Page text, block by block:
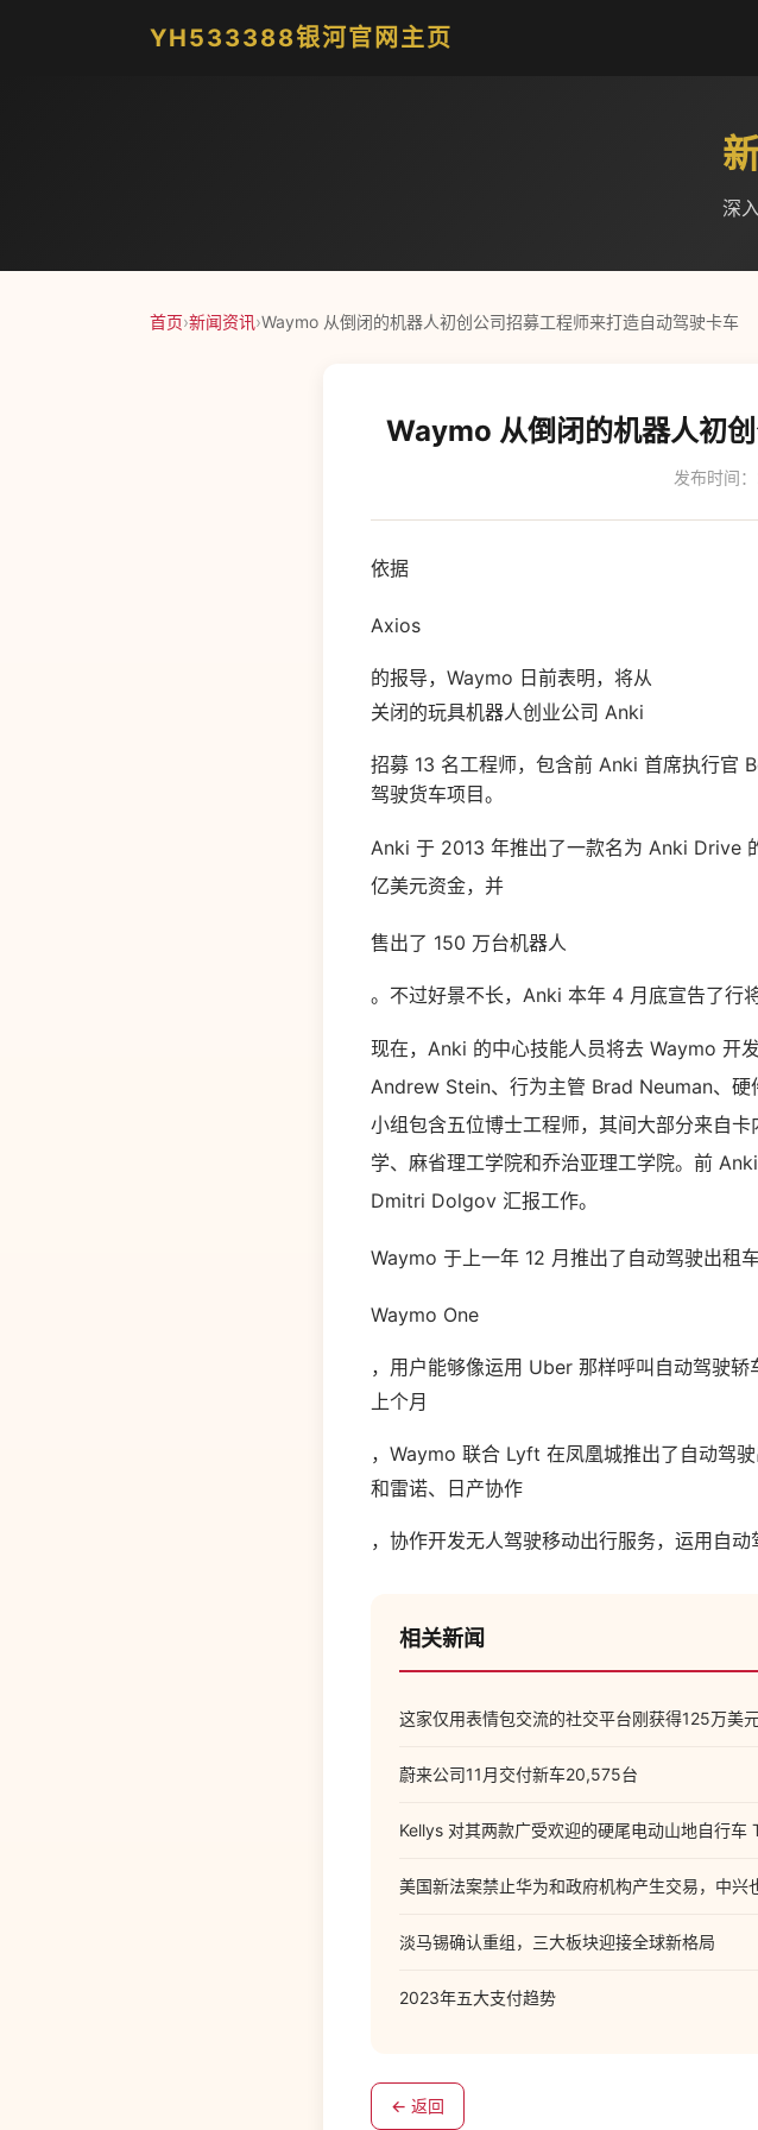
YH533388银河官网主页
深
首页›新闻资讯›Waymo 从倒闭的机器人初创公司招募工程师来打造自动驾驶卡车
Waymo 从倒闭的机器人初
发布时间
依据
Axios
的报导，Waymo 日前表明，将从
关闭的玩具机器人创业公司 Anki
招募 13 名工程师，包含前 Anki 首席执行官
驾驶货车项目。
Anki 于 2013 年推出了一款名为 Anki Drive
亿美元资金，并
售出了 150 万台机器人
。不过好景不长，Anki 本年 4 月底宣告了行
现在，Anki 的中心技能人员将去 Waymo 开
Andrew Stein、行为主管 Brad Neuman、
小组包含五位博士工程师，其间大部分来自
学、麻省理工学院和乔治亚理工学院。前
Dmitri Dolgov 汇报工作。
Waymo 于上一年 12 月推出了自动驾驶出租
Waymo One
，用户能够像运用 Uber 那样呼叫自动驾驶轿
上个月
，Waymo 联合 Lyft 在凤凰城推出了自动驾
和雷诺、日产协作
，协作开发无人驾驶移动出行服务，运用自动
相关新闻
这家仅用表情包交流的社交平台刚获得125万美
蔚来公司11月交付新车20,575台
Kellys 对其两款广受欢迎的硬尾电动山地自行
美国新法案禁止华为和政府机构产生交易，中兴
淡马锡确认重组，三大板块迎接全球新格局
2023年五大支付趋势
← 返回